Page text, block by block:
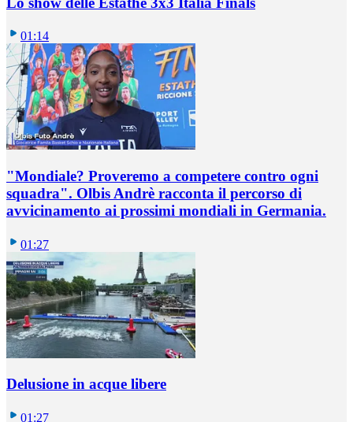
01:14
"Mondiale? Proveremo a competere contro ogni
squadra". Olbis Andrè racconta il percorso di
avvicinamento ai prossimi mondiali in Germania.
01:27
Delusione in acque libere
01:27